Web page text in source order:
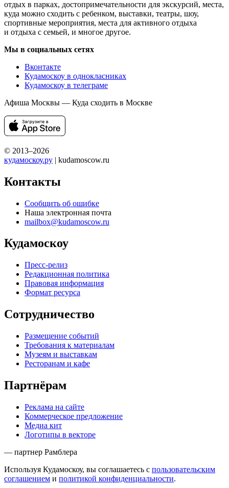
отдых в парках, достопримечательности для экскурсий, места,
куда можно сходить с ребенком, выставки, театры, шоу,
спортивные мероприятия, места для активного отдыха
и отдыха с семьей, и многое другое.
Мы в социальных сетях
Вконтакте
Кудамоскоу в однокласниках
Кудамоскоу в телеграме
Афиша Москвы — Куда сходить в Москве
© 2013–2026
кудамоскоу.ру | kudamoscow.ru
Контакты
Сообщить об ошибке
Наша электронная почта
mailbox@kudamoscow.ru
Кудамоскоу
Пресс-релиз
Редакционная политика
Правовая информация
Формат ресурса
Сотрудничество
Размещение событий
Требования к материалам
Музеям и выставкам
Ресторанам и кафе
Партнёрам
Реклама на сайте
Коммерческое предложение
Медиа кит
Логотипы в векторе
— партнер Рамблера
Используя Кудамоскоу, вы соглашаетесь с пользовательским
соглашением и политикой конфиденциальности.